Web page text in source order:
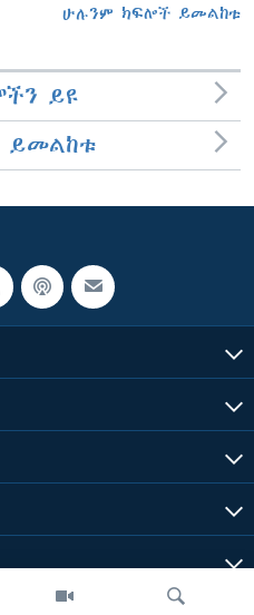
ሁሉንም ክፍሎች ይመልከቱ
ይዩ
ይመልከቱ